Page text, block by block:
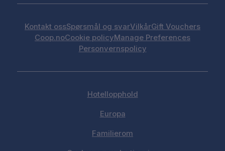
Kontakt ossSpørsmål og svarVilkårGift Vouchers
Coop.noCookie policyManage Preferences
Personvernspolicy
Hotellopphold
Europa
Familierom